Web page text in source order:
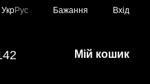
УкрРус Бажання Вхід
Мій кошик